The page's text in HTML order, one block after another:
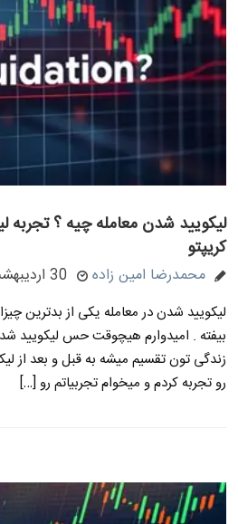
لیکویید شدن معامله چیه ؟ تجربه
کریپتو
محمدرضا امین زاده 30 اردیبهشت 1404
لیکویید شدن در معامله یکی از بدترین
بیفته . امیدوارم هیچوقت حس لیکویید
زندگی تون تقسیم میشه به قبل و بعد از
رو تجربه کردم و میخوام تجربیاتم رو […]